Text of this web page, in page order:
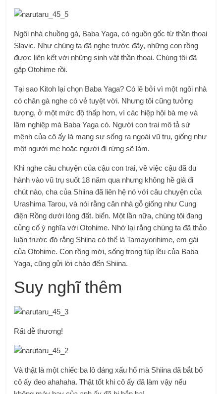
Ngôi nhà chuồng gà, Baba Yaga, có nguồn gốc từ thần thoại
Slavic. Như chúng ta đã nghe trước đây, những con rồng
được liên kết với những sinh vật thần thoại. Chúng tôi đã
gặp Otohime rồi.
Tại sao Kitoh lại chọn Baba Yaga? Có lẽ bởi vì một ngôi nhà
có chân gà nghe có vẻ tuyệt vời. Nhưng tôi cũng tưởng
tượng, ở một mức độ thấp hơn, vì các hiệp hội bà mẹ và
lâm nghiệp mà Baba Yaga có. Người con trai mô tả sứ
mệnh của cô ấy là mang sự sống ra ngoài vũ trụ, giống như
một người mẹ hoặc người đi rừng sẽ làm.
Khi nghe câu chuyện của cậu con trai, về việc cậu đã du
hành vào vũ trụ suốt 18 năm qua nhưng không hề già đi
chút nào, cha của Shiina đã liên hệ nó với câu chuyện của
Urashima Tarou, và nói rằng căn nhà gỗ giống như Cung
điện Rồng dưới lòng đất. biển. Một lần nữa, chúng tôi đang
củng cố ý nghĩa với Otohime. Nhớ lại rằng chúng ta đã thảo
luận trước đó rằng Shiina có thể là Tamayorihime, em gái
của Otohime. Con rồng mới, sống trong túp lều của Baba
Yaga, cũng gửi lời chào đến Shiina.
Suy nghĩ thêm
Rất dễ thương!
Và thật là một chiếc ba lô đáng xấu hổ mà Shiina đã bắt bố
cô ấy đeo ahahaha. Thật tốt khi cô ấy đã làm vậy nếu